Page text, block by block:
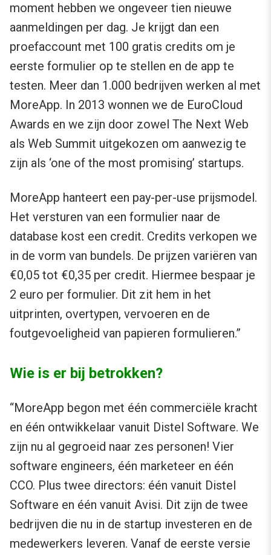
moment hebben we ongeveer tien nieuwe
aanmeldingen per dag. Je krijgt dan een
proefaccount met 100 gratis credits om je
eerste formulier op te stellen en de app te
testen. Meer dan 1.000 bedrijven werken al met
MoreApp. In 2013 wonnen we de EuroCloud
Awards en we zijn door zowel The Next Web
als Web Summit uitgekozen om aanwezig te
zijn als ‘one of the most promising’ startups.
MoreApp hanteert een pay-per-use prijsmodel.
Het versturen van een formulier naar de
database kost een credit. Credits verkopen we
in de vorm van bundels. De prijzen variëren van
€0,05 tot €0,35 per credit. Hiermee bespaar je
2 euro per formulier. Dit zit hem in het
uitprinten, overtypen, vervoeren en de
foutgevoeligheid van papieren formulieren.”
Wie is er bij betrokken?
“MoreApp begon met één commerciële kracht
en één ontwikkelaar vanuit Distel Software. We
zijn nu al gegroeid naar zes personen! Vier
software engineers, één marketeer en één
CCO. Plus twee directors: één vanuit Distel
Software en één vanuit Avisi. Dit zijn de twee
bedrijven die nu in de startup investeren en de
medewerkers leveren. Vanaf de eerste versie